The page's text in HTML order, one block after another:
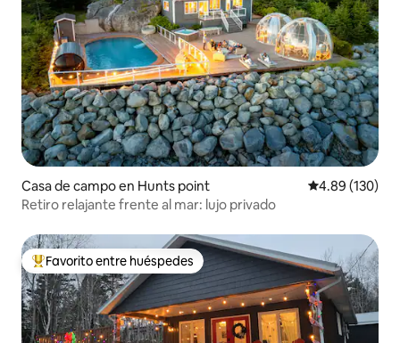
Casa de campo en Hunts point Calificación
4.89 (130)
Retiro relajante frente al mar: lujo privado
De los mejores en Favorito entre huéspedes
Favorito entre huéspedes